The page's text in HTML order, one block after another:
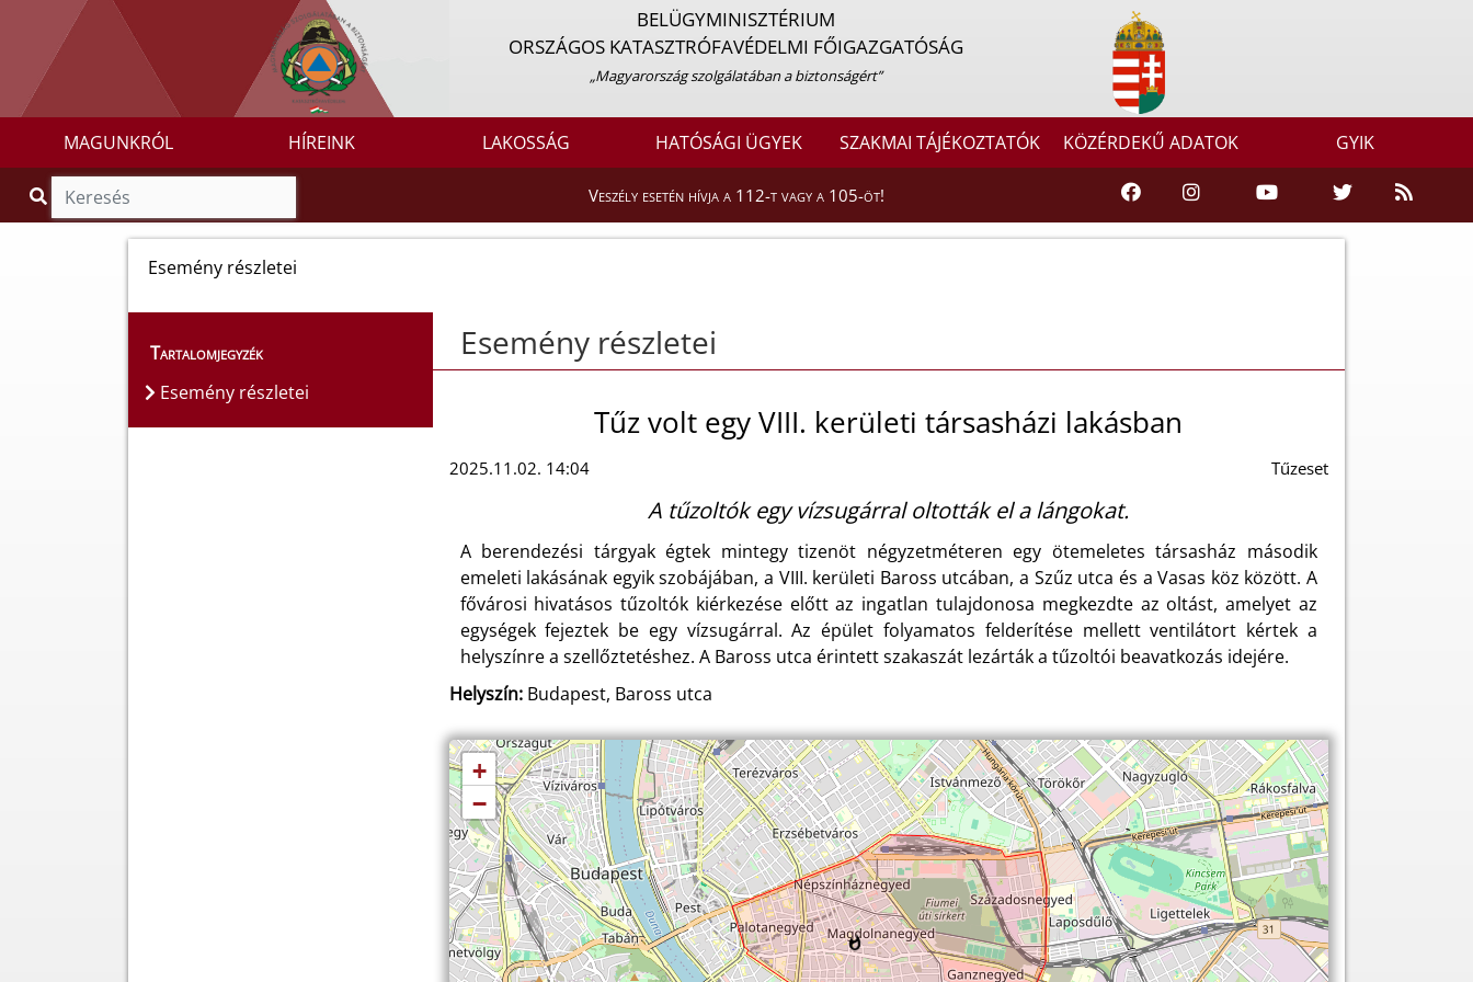
BELÜGYMINISZTÉRIUM
ORSZÁGOS KATASZTRÓFAVÉDELMI FŐIGAZGATÓSÁG
„Magyarország szolgálatában a biztonságért”
MAGUNKRÓL HÍREINK LAKOSSÁG HATÓSÁGI ÜGYEK SZAKMAI TÁJÉKOZTATÓK KÖZÉRDEKŰ ADATOK GYIK
Veszély esetén hívja a 112-t vagy a 105-öt!
Esemény részletei
Tartalomjegyzék
Esemény részletei
Esemény részletei
Tűz volt egy VIII. kerületi társasházi lakásban
2025.11.02. 14:04 Tűzeset
A tűzoltók egy vízsugárral oltották el a lángokat.
A berendezési tárgyak égtek mintegy tizenöt négyzetméteren egy ötemeletes társasház második
emeleti lakásának egyik szobájában, a VIII. kerületi Baross utcában, a Szűz utca és a Vasas köz között. A
fővárosi hivatásos tűzoltók kiérkezése előtt az ingatlan tulajdonosa megkezdte az oltást, amelyet az
egységek fejeztek be egy vízsugárral. Az épület folyamatos felderítése mellett ventilátort kértek a
helyszínre a szellőztetéshez. A Baross utca érintett szakaszát lezárták a tűzoltói beavatkozás idejére.
Helyszín:Budapest, Baross utca
+
−